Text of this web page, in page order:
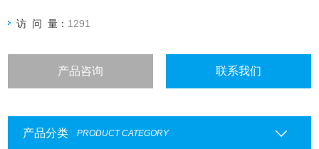
访 问 量： 1291
产品咨询 联系我们
产品分类 PRODUCT CATEGORY